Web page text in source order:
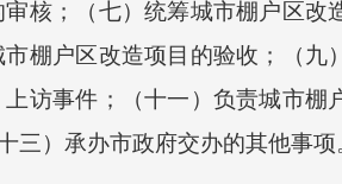
核；（七）统筹城市棚户区改
棚户区改造项目的验收；（九
访事件；（十一）负责城市棚
）承办市政府交办的其他事项